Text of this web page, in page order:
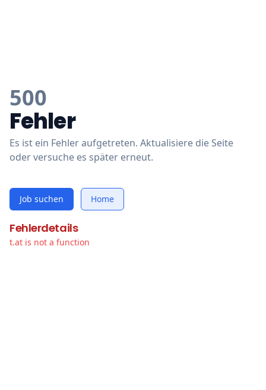
500
Fehler
Es ist ein Fehler aufgetreten. Aktualisiere die Seite
oder versuche es später erneut.
Job suchen Home
Fehlerdetails
t.at is not a function